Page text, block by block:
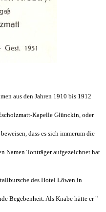
aus den Jahren 1910 bis 1912
Kapelle Glünckin, oder
dass es sich immerum die
Namen Tonträger aufgezeichnet hat
des Hotel Löwen in
Begebenheit. Als Knabe hätte er "